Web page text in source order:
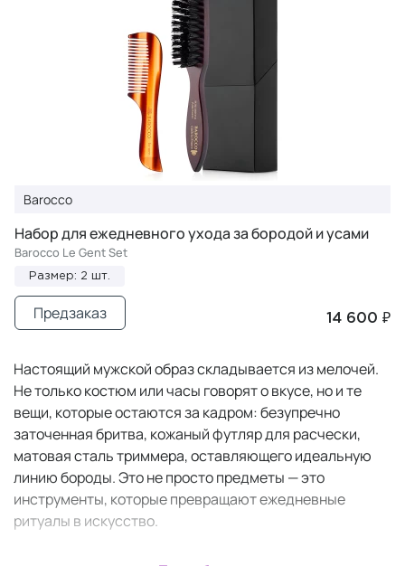
Barocco
Набор для ежедневного ухода за бородой и усами
Barocco Le Gent Set
Размер: 2 шт.
14 600 ₽
Предзаказ
Настоящий мужской образ складывается из мелочей.
Не только костюм или часы говорят о вкусе, но и те
вещи, которые остаются за кадром: безупречно
заточенная бритва, кожаный футляр для расчески,
матовая сталь триммера, оставляющего идеальную
линию бороды. Это не просто предметы — это
инструменты, которые превращают ежедневные
ритуалы в искусство.